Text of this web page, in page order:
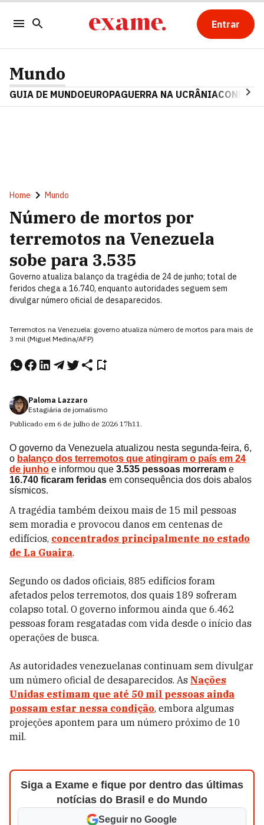
Entrar
Mundo
GUIA DE MUNDOEUROPAGUERRA NA UCRÂNIA
Home Mundo
Número de mortos por
terremotos na Venezuela
sobe para 3.535
Governo atualiza balanço da tragédia de 24 de junho; total de
feridos chega a 16.740, enquanto autoridades seguem sem
divulgar número oficial de desaparecidos.
Terremotos na Venezuela: governo atualiza número de mortos para mais de
3 mil (Miguel Medina/AFP)
Paloma Lazzaro
Estagiária de jornalismo
Publicado em 6 de julho de 2026 17h11.
O governo da Venezuela atualizou nesta segunda-feira, 6,
o balanço dos terremotos que atingiram o país em 24
de junho e informou que 3.535 pessoas morreram e
16.740 ficaram feridas em consequência dos dois abalos
sísmicos.
A tragédia também deixou mais de 15 mil pessoas
sem moradia e provocou danos em centenas de
edifícios, concentrados principalmente no estado
de La Guaira.
Segundo os dados oficiais, 885 edifícios foram
afetados pelos terremotos, dos quais 189 sofreram
colapso total. O governo informou ainda que 6.462
pessoas foram resgatadas com vida desde o início das
operações de busca.
As autoridades venezuelanas continuam sem divulgar
um número oficial de desaparecidos. As Nações
Unidas estimam que até 50 mil pessoas ainda
possam estar nessa condição, embora algumas
projeções apontem para um número próximo de 10
mil.
Siga a Exame e fique por dentro das últimas
notícias do Brasil e do Mundo
Seguir no Google